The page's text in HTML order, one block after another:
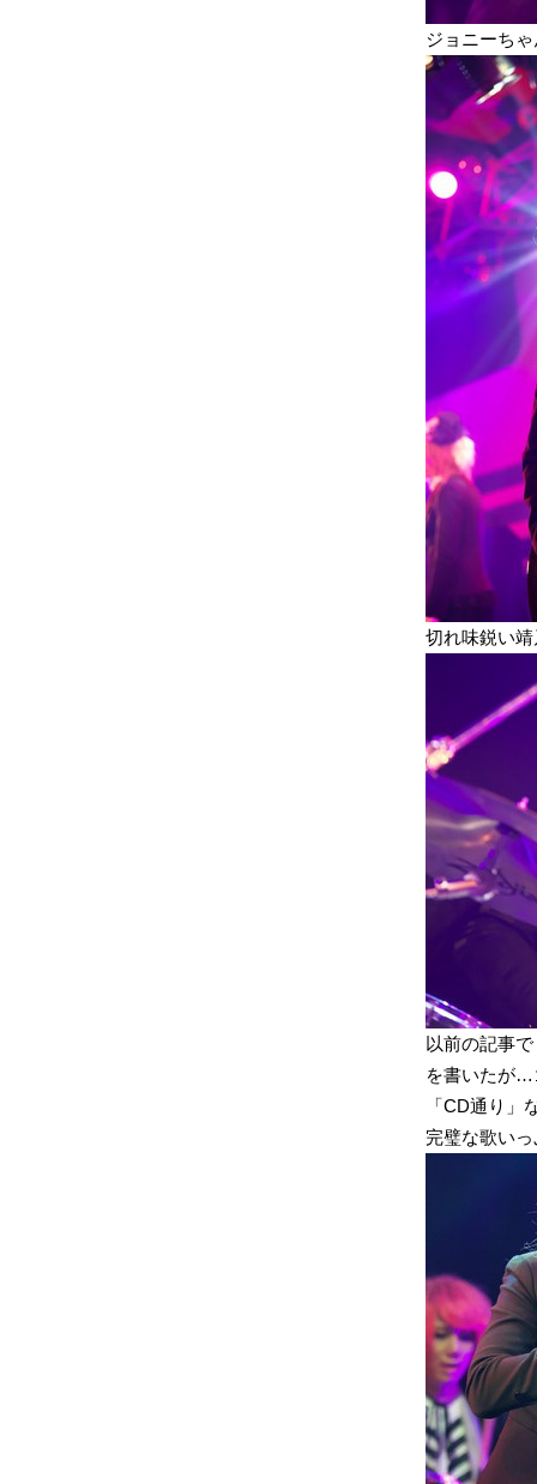
ジョニーち
切れ味鋭い
以前の記事
を書いたが…
「CD通り」
完璧な歌い